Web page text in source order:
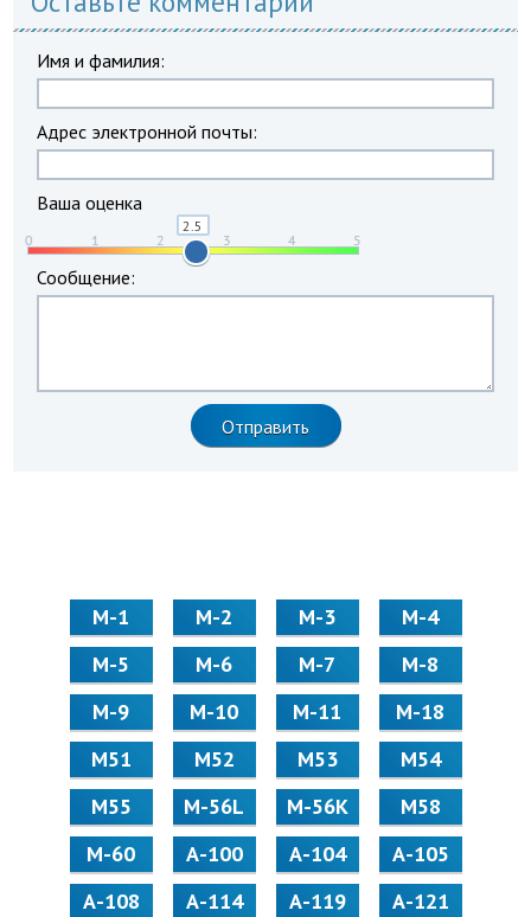
Имя и фамилия:
Адрес электронной почты:
Ваша оценка
Сообщение:
М-1 М-2 М-3
М-4
М-5
М-6 М-7
М-8
М-9
М-10 М-11
М-18
М51
М52 М53
М54
М55
M-56L M-56K
М58
M-60
А-100 А-104
А-105
А-108
А-114 А-119
А-121